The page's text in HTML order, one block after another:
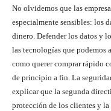
No olvidemos que las
especialmente sensibles: los
dinero. Defender los datos y
las tecnologías que podemos
como querer comprar rápido
de principio a fin. La
explicar que la segunda
protección de los clientes y la